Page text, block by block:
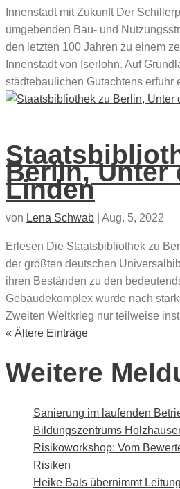
Innenstadt mit Zukunft Der
umgebenden Bau- und
den letzten 100 Jahren zu einem
Innenstadt von Iserlohn. Auf
städtebaulichen Gutachtens erfuhr
Berlin, Unter
Linden
von Lena Schwab Aug. 5, 2022
Erlesen Die Staatsbibliothek zu
der größten deutschen
ihren Beständen zu den
Gebäudekomplex wurde nach
Zweiten Weltkrieg nur teilweise
« Ältere Einträge
Weitere
Sanierung im laufenden
Bildungszentrums
Risikoworkshop: Vom
Risiken
Heike Bals übernimmt